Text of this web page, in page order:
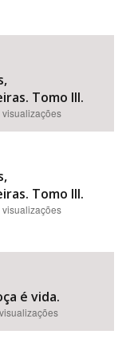
Tomo III.
visualizações
Tomo III.
visualizações
é vida.